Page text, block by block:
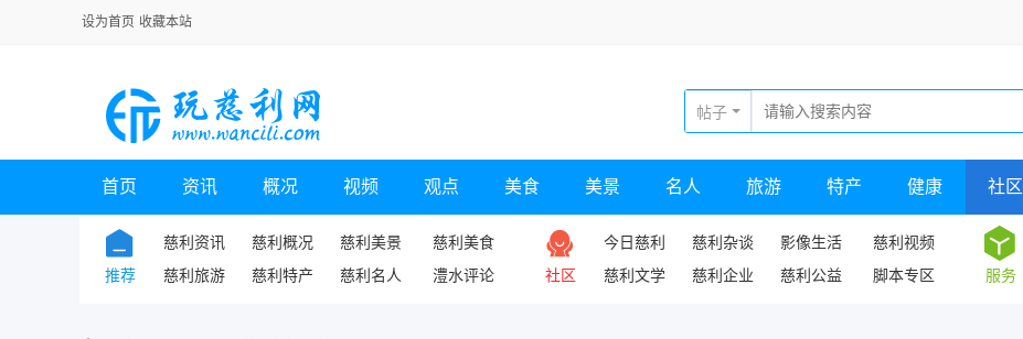
设为首页 收藏本站
帖子
首页 资讯 概况 视频 观点 美食 美景 名人 旅游 特产 健康 社区
推荐
慈利资讯 慈利概况 慈利美景
慈利美食
慈利旅游
慈利特产 慈利名人 澧水评论 社区
今日慈利 慈利杂谈 影像生活
慈利视频
慈利文学
慈利企业 慈利公益 脚本专区 服务